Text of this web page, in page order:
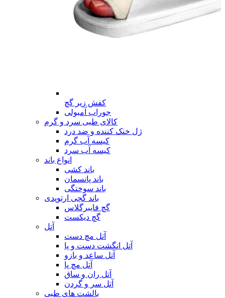
کفش زیر گچ
جوراب آمبولی
کالای طبی سرد و گرم
ژل خنک کننده و ضد درد
کیسه آب گرم
کیسه آب سرد
انواع باند
باند کشی
باند پانسمان
باند سوختگی
باند گچی ارتوپدی
گچ فایبرگلاس
گچ دیکست
آتل
آتل مچ دست
آتل انگشت دست و پا
آتل ساعد و بازو
آتل مچ پا
آتل ران و ساق
آتل سر و گردن
بالشت های طبی